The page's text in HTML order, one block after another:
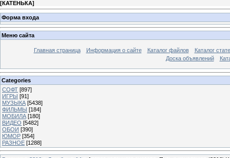
[КАТЕНЬКА]
Форма входа
Меню сайта
Главная страница Информация о сайте Каталог файлов
Каталог
Доска объявлений
Categories
СОФТ [897]
ИГРЫ [91]
МУЗЫКА [5438]
ФИЛЬМЫ [184]
МОБИЛА [180]
ВИДЕО [5482]
ОБОИ [390]
ЮМОР [354]
РАЗНОЕ [1288]